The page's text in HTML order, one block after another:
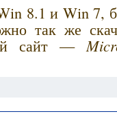
8.1 и Win 7,
так же
сайт —